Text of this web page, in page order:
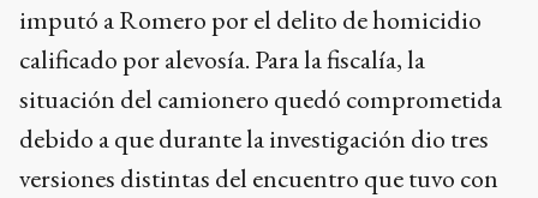
imputó a Romero por el delito de homicidio
calificado por alevosía. Para la fiscalía, la
situación del camionero quedó comprometida
debido a que durante la investigación dio tres
versiones distintas del encuentro que tuvo con